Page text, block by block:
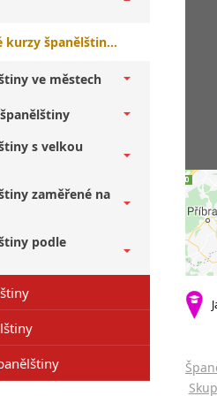
Skupinové kurzy španělštiny pro veřejnost Most + začátečníci
ve městech
s velkou
zaměřené na
podle